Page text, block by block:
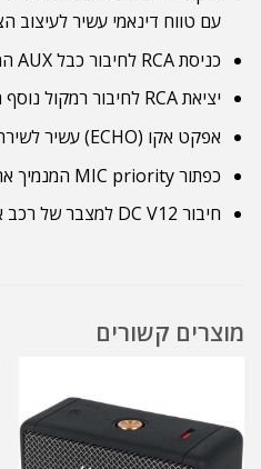
עם טווח דינאמי עשיר לעיצוב
כניסת RCA לחיבור כבל AUX המאפשר השמעת מוזיקה דרך טלפונים,מחשב ועוד…
יציאת RCA לחיבור רמקול נוסף המאפשר הגברת העצמה של הספק הבידורית
אפקט אקו (ECHO) עשיר לשירה עם בורר יעודי לשליטה נוחה
כפתור MIC priority המנמיך את המוזיקה בעת דיבור . תכונה אידאלית למפעילים,מרקידים,ליצנים ועוד…
חיבור DC V12 למצבר של רכב או סוללה חיצונית להטענה בשטח
מוצרים קשורים